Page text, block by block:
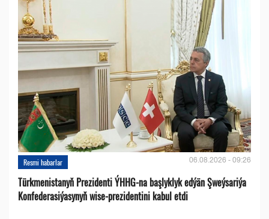
Resmi habarlar 06.08.2026 - 09:26
Türkmenistanyň Prezidenti ÝHHG-na başlyklyk edýän Şweýsariýa
Konfederasiýasynyň wise-prezidentini kabul etdi